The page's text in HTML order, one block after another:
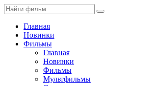
Главная
Новинки
Фильмы
Главная
Новинки
Фильмы
Мультфильмы